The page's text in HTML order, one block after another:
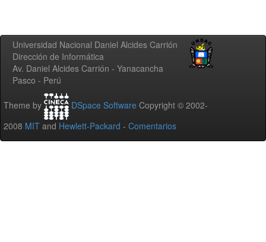
Universidad Nacional Daniel Alcides Carrión
Dirección de Informática
Av. Daniel Alcides Carrión - Yanacancha
Pasco - Perú
Theme by DSpace Software Copyright © 2002-
2008 MIT and Hewlett-Packard - Comentarios